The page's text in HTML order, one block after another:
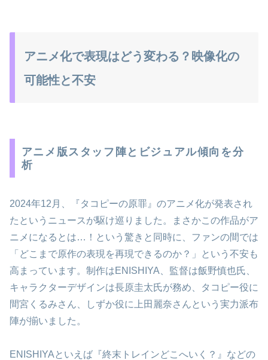
アニメ化で表現はどう変わる？映像化の
可能性と不安
アニメ版スタッフ陣とビジュアル傾向を分
析
2024年12月、『タコピーの原罪』のアニメ化が発表され
たというニュースが駆け巡りました。まさかこの作品がア
ニメになるとは…！という驚きと同時に、ファンの間では
「どこまで原作の表現を再現できるのか？」という不安も
高まっています。制作はENISHIYA、監督は飯野慎也氏、
キャラクターデザインは長原圭太氏が務め、タコピー役に
間宮くるみさん、しずか役に上田麗奈さんという実力派布
陣が揃いました。
ENISHIYAといえば『終末トレインどこへいく？』などの